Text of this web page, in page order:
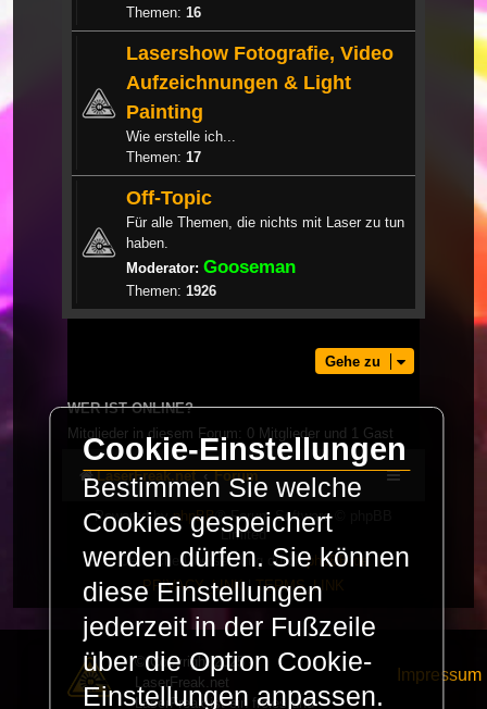
Themen: 16
Lasershow Fotografie, Video
Aufzeichnungen & Light
Painting
Wie erstelle ich...
Themen: 17
Off-Topic
Für alle Themen, die nichts mit Laser zu tun
haben.
Moderator: Gooseman
Themen: 1926
Gehe zu
WER IST ONLINE?
Mitglieder in diesem Forum: 0 Mitglieder und 1 Gast
LaserFreak.net Forum
Powered byphpBB® Forum Software © phpBB
Limited
Deutsche Übersetzung durchphpBB.de
PRIVACY_LINK| TERMS_LINK
© Copyright 2025 -
LaserFreak.net
LaserFreak ist ein freies und
Impressum
Cookie-Einstellungen
Bestimmen Sie welche
Cookies gespeichert
werden dürfen. Sie können
diese Einstellungen
jederzeit in der Fußzeile
über die Option Cookie-
Einstellungen anpassen.